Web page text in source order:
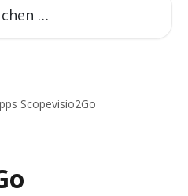
Scopevisio2Go